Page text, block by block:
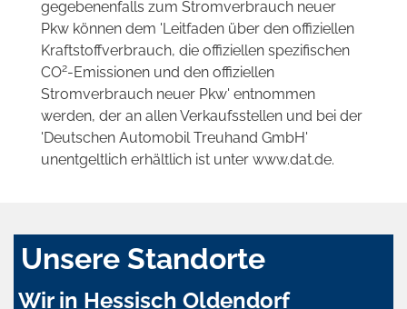
gegebenenfalls zum Stromverbrauch neuer
Pkw können dem 'Leitfaden über den offiziellen
Kraftstoffverbrauch, die offiziellen spezifischen
CO2-Emissionen und den offiziellen
Stromverbrauch neuer Pkw' entnommen
werden, der an allen Verkaufsstellen und bei der
'Deutschen Automobil Treuhand GmbH'
unentgeltlich erhältlich ist unter www.dat.de.
Unsere Standorte
Wir in Hessisch Oldendorf